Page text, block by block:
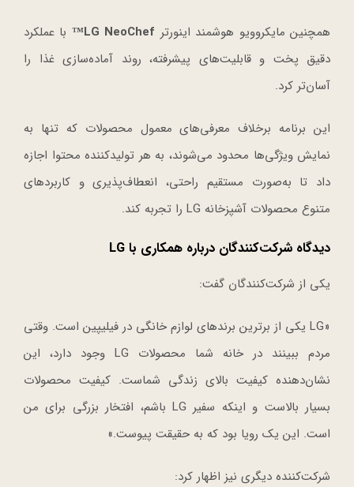
همچنین مایکروویو هوشمند اینورتر LG NeoChef™
با عملکرد
دقیق پخت و قابلیت‌های پیشرفته، روند آماده‌سازی غذا را
آسان‌تر کرد.
این برنامه برخلاف معرفی‌های معمول محصولات که تنها به
نمایش ویژگی‌ها محدود می‌شوند، به هر تولیدکننده محتوا اجازه
داد تا به‌صورت مستقیم راحتی، انعطاف‌پذیری و کاربردهای
متنوع محصولات آشپزخانه LG را تجربه کند.
دیدگاه شرکت‌کنندگان درباره همکاری با LG
یکی از شرکت‌کنندگان گفت:
«LG یکی از برترین برندهای لوازم خانگی در فیلیپین است. وقتی
مردم ببینند در خانه شما محصولات LG وجود دارد، این
نشان‌دهنده کیفیت بالای زندگی شماست. کیفیت محصولات
بسیار بالاست و اینکه سفیر LG باشم، افتخار بزرگی برای من
است. این یک رویا بود که به حقیقت پیوست.»
شرکت‌کننده دیگری نیز اظهار کرد: